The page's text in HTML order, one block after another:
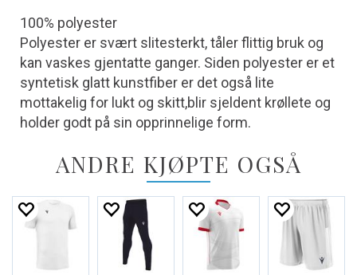
100% polyester
Polyester er svært slitesterkt, tåler flittig bruk og
kan vaskes gjentatte ganger. Siden polyester er et
syntetisk glatt kunstfiber er det også lite
mottakelig for lukt og skitt,blir sjeldent krøllete og
holder godt på sin opprinnelige form.
ANDRE KJØPTE OGSÅ